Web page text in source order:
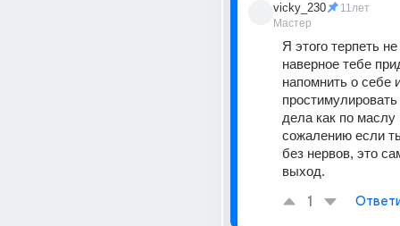
vicky_230
Мастер
11лет
Я этого терпеть
наверное тебе
напомнить о себе
дела как по маслу
сожалению если
без нервов, это
выход.
1